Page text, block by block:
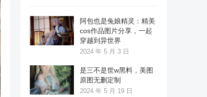
阿包也是兔娘精灵：精美
cos作品图片分享，一起
穿越到异世界
2024 年 5 月 3 日
是三不是世w黑料，美图
原图无删定制
2024 年 5 月 19 日